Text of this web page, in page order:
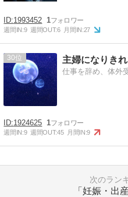
1993452 1
週間IN:9 週間OUT:6 月間IN:27
30
仕事を辞め、体外
1924625 1
週間IN:9 週間OUT:45 月間IN:9
次のラン
「妊娠・出産